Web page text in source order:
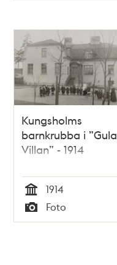
Kungsholms
barnkrubba i ”Gula
Villan” - 1914
Tid
1914
Typ
Foto